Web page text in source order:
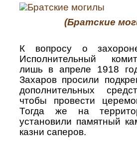
(Братские
К вопросу о
Исполнительный
лишь в апреле 1918
Захаров просили
дополнительных
чтобы провести
Тогда же на
установили памятный
казни саперов.